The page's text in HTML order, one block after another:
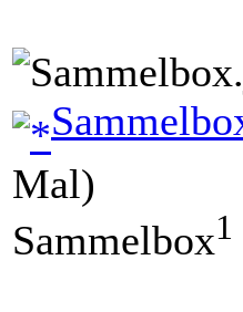
Mal)
Sammelbox1